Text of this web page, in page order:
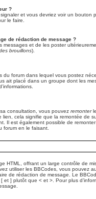
?
signaler et vous devriez voir un
le faire.
de rédaction de message ?
et de les poster
brouillons).
du forum dans lequel vous postez
ait placé dans un groupe dont les
consultation, vous pouvez remonter
cela signifie que la remontée de
Il est également possible de
forum en le faisant.
HTML, offrant un large contrôle de
utiliser les BBCodes, vous pouvez
de rédaction de message. Le
et ] plutôt que < et >. Pour plus